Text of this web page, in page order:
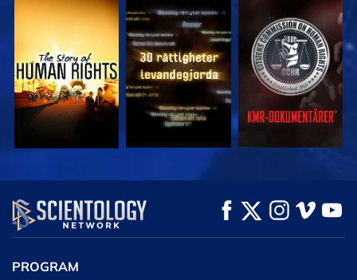
TITTA TITTA TITTA
TITTA
UTFORSKA
SERIEN
PROGRAM